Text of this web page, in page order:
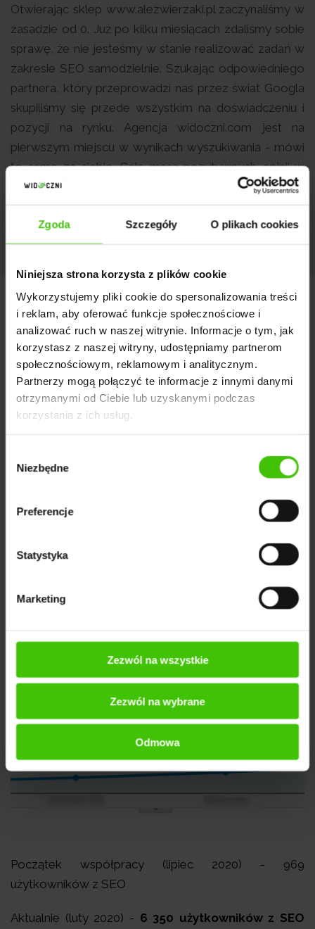
Zgoda Szczegóły O plikach cookies
Niniejsza strona korzysta z plików cookie
Wykorzystujemy pliki cookie do spersonalizowania treści
i reklam, aby oferować funkcje społecznościowe i
analizować ruch w naszej witrynie. Informacje o tym, jak
korzystasz z naszej witryny, udostępniamy partnerom
społecznościowym, reklamowym i analitycznym.
Partnerzy mogą połączyć te informacje z innymi danymi
otrzymanymi od Ciebie lub uzyskanymi podczas
korzystania z ich usług.
zgody
Niezbędne
Preferencje
Statystyka
Marketing
Zezwól na wszystkie
Zezwól na wybrane
Odmowa
Otwierając sklep www.alezwierzaki.pl zaczynaliśmy w
zasadzie od 0. Już po kilku miesiącach zdaliśmy sobie
sprawę, że nie jesteśmy w stanie realizować zadań w
zakresie SEO samodzielnie. Szukając odpowiedniego
partnera, który przeprowadzi nas przez świat Googla
skupiliśmy się przede wszystkim na doświadczeniu i
pozycji na rynku. Agencja widoczni.com jest na
pierwszym miejscu w wynikach wyszukiwania - mówi
to samo za siebie. Cała masa pozytywnych opinii w
Internecie utwierdziła nas, że jest to skuteczna
oczekiwaniom.
Jakie efekty udało się osiągnąć?
wyświetleń dziennie
11 000 wyświetleń dziennie
Początek współpracy (lipiec 2020) - 969
użytkowników z SEO
Aktualnie (luty 2020) - 6 350 użytkowników z SEO